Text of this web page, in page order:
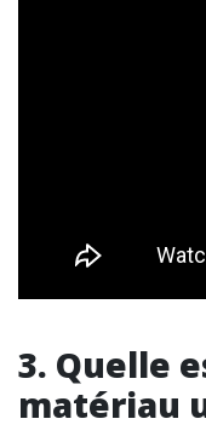
3. Quelle
matériau